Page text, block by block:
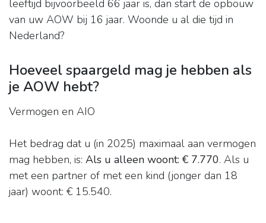
leeftijd bijvoorbeeld 66 jaar is, dan start de opbouw
van uw AOW bij 16 jaar. Woonde u al die tijd in
Nederland?
Hoeveel spaargeld mag je hebben als
je AOW hebt?
Vermogen en AIO
Het bedrag dat u (in 2025) maximaal aan vermogen
mag hebben, is: Als u alleen woont: € 7.770. Als u
met een partner of met een kind (jonger dan 18
jaar) woont: € 15.540.